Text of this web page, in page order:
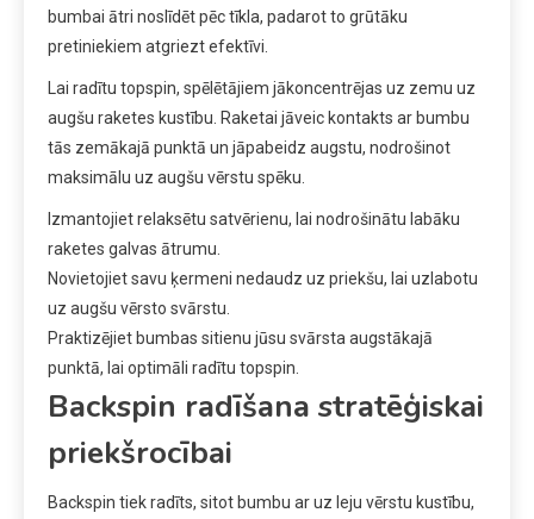
bumbai ātri noslīdēt pēc tīkla, padarot to grūtāku
pretiniekiem atgriezt efektīvi.
Lai radītu topspin, spēlētājiem jākoncentrējas uz zemu uz
augšu raketes kustību. Raketai jāveic kontakts ar bumbu
tās zemākajā punktā un jāpabeidz augstu, nodrošinot
maksimālu uz augšu vērstu spēku.
Izmantojiet relaksētu satvērienu, lai nodrošinātu labāku
raketes galvas ātrumu.
Novietojiet savu ķermeni nedaudz uz priekšu, lai uzlabotu
uz augšu vērsto svārstu.
Praktizējiet bumbas sitienu jūsu svārsta augstākajā
punktā, lai optimāli radītu topspin.
Backspin radīšana stratēģiskai
priekšrocībai
Backspin tiek radīts, sitot bumbu ar uz leju vērstu kustību,